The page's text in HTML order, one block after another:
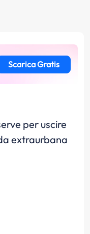
Scarica Gratis
per uscire
extraurbana